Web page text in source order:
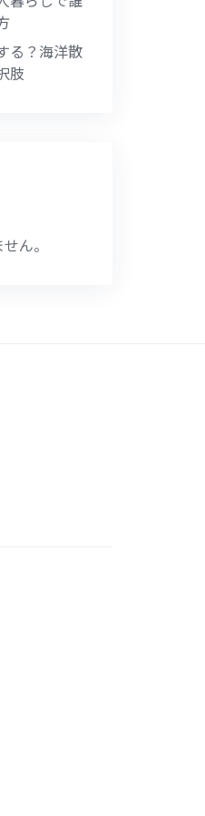
る？海洋散
肢
ん。